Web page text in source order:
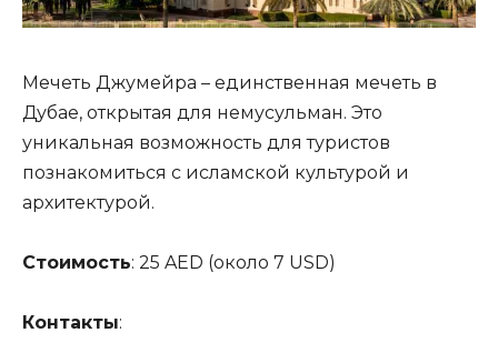
Мечеть Джумейра – единственная мечеть в
Дубае, открытая для немусульман. Это
уникальная возможность для туристов
познакомиться с исламской культурой и
архитектурой.
Стоимость: 25 AED (около 7 USD)
Контакты: